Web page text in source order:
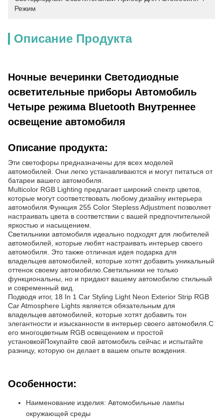
Режим
Описание Продукта
Ночные вечеринки Светодиодные
осветительные приборы Автомобиль
Четыре режима Bluetooth Внутреннее
освещение автомобиля
Описание продукта:
Эти светофоры предназначены для всех моделей
автомобилей. Они легко устанавливаются и могут питаться от
батареи вашего автомобиля.
Multicolor RGB Lighting предлагает широкий спектр цветов,
которые могут соответствовать любому дизайну интерьера
автомобиля.Функция 255 Color Stepless Adjustment позволяет
настраивать цвета в соответствии с вашей предпочтительной
яркостью и насыщением.
Светильники автомобиля идеально подходят для любителей
автомобилей, которые любят настраивать интерьер своего
автомобиля. Это также отличная идея подарка для
владельцев автомобилей, которые хотят добавить уникальный
оттенок своему автомобилю.Светильники не только
функциональны, но и придают вашему автомобилю стильный
и современный вид.
Подводя итог, 18 In 1 Car Styling Light Neon Exterior Strip RGB
Car Atmosphere Lights является обязательным для
владельцев автомобилей, которые хотят добавить тон
элегантности и изысканности в интерьер своего автомобиля.С
его многоцветным RGB освещением и простой
установкойПокупайте свой автомобиль сейчас и испытайте
разницу, которую он делает в вашем опыте вождения.
Особенности:
Наименование изделия: Автомобильные лампы
окружающей среды